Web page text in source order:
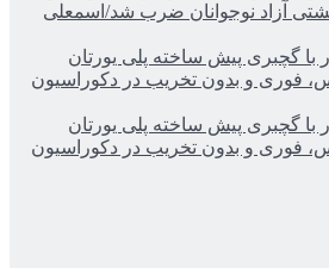
آزاد نوجوانان ضرب شد/اسمعلی
با گچبری پیش ساخته پلی یورتان
فوری و بدون تخریب در دکوراسیون
با گچبری پیش ساخته پلی یورتان
فوری و بدون تخریب در دکوراسیون